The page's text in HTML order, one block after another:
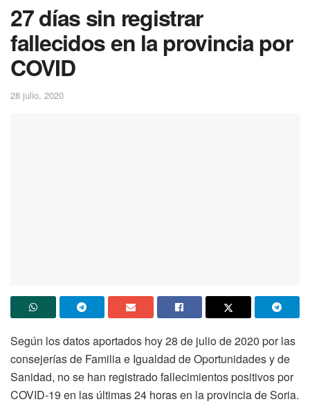
27 días sin registrar
fallecidos en la provincia por
COVID
28 julio, 2020
Según los datos aportados hoy 28 de julio de 2020 por las
consejerías de Familia e Igualdad de Oportunidades y de
Sanidad, no se han registrado fallecimientos positivos por
COVID-19 en las últimas 24 horas en la provincia de Soria.